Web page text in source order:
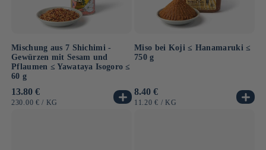
Mischung aus 7 Shichimi -
Gewürzen mit Sesam und
Pflaumen ≤ Yawataya Isogoro ≤
60 g
Normaler
Preis
13.80 €
GRUNDPREIS
230.00 € / PRO
KG
Miso bei Koji ≤ Hanamaruki ≤
750 g
Normaler
Preis
8.40 €
GRUNDPREIS
11.20 € / PRO
KG